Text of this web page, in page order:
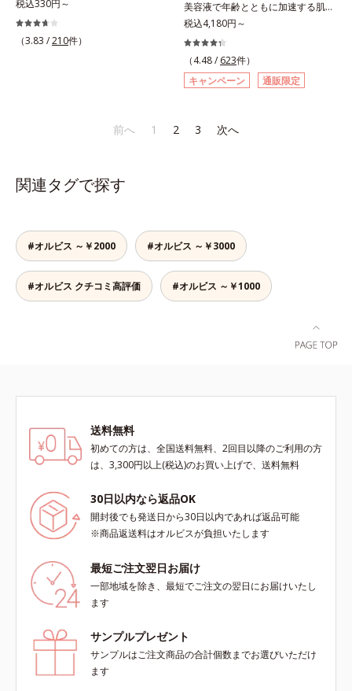
ての方のお肌に合うということでは
ありません）*3 乾燥して敏感に感
じやすい状態のこと*4 発酵アミノ
こやかに保つ保湿成分、微生物由来
アミノ酸（エクトイン）配合＝乱れ
時、なじませた時、後肌、と3段階
に変化するテクスチャーは、肌にす
ばやくなじみ、毎日の美白ケアを楽
しくする使いごこちを叶えました。
*1 メラニンの蓄積を抑え、シミ・
ソバカスを防ぐ*2 デクスパンテノ
と*4 うるおいによる透明感のある
肌*5 ターンオーバーを促進して、
メイクの上から手を汚さずに紫外線
対策ができるUVカットパウダーで
す。“素肌のようななめらかな軽
す。毛穴や色ムラをカバーしながら
(*1)」にあります。7種の球状粉体
板状粉体が光を反射して、すっぴん
肌のようなナチュラルなツヤ感を演
出します。また、皮脂を吸着する
「あぶらとりパウダー(*3)」を配合
し、くずれ＆テカリを防いでサラサ
ォータープルーフ(*4)だから、レジ
シリカ、セルロース、窒化ホウ素配
合＝セミマット肌を叶える球状と板
状の粉体*2 シリカ6種類、セルロー
粉体*4 化粧持ち性能
税込330円～
（3.83 /210件）
美容液で年齢とともに加速する肌悩
み(*2)にブレーキを。スキンケアの
打ち止め感に。年齢とともに加速す
る肌悩み(*2)にブレーキをかけ、化
粧水前の土台(*3)づくりで、うるお
いに満ち満ちた内側から弾むような
と不安…。いろいろケアしているの
に、あと一歩肌悩みが晴れない…。
透をサポートし、角層すみずみをう
るおいで満たします。さらに“うる
おいの通り道”を作って化粧水のな
じみ感をUP。化粧水前に使うこと
で、普段の化粧水の手ごたえをより
－２０）アルキルグルコシドの組み
合わせが初（2023年4月 Mintel社デ
るおい不足など*3 お手入れのファ
ーストステップのこと*4 細胞間脂
質に類似した構造*5 保湿成分
税込4,180円～
（4.48 / 623件）
キャンペーン
通販限定
前へ 1 2 3 次へ
関連タグで探す
#オルビス ～￥2000 #オルビス ～￥3000
#オルビス クチコミ高評価 #オルビス ～￥1000
送料無料
初めての方は、全国送料無料、2回目以降のご利用の方
は、3,300円以上(税込)のお買い上げで、送料無料
30日以内なら返品OK
開封後でも発送日から30日以内であれば返品可能
※商品返送料はオルビスが負担いたします
最短ご注文翌日お届け
一部地域を除き、最短でご注文の翌日にお届けいたし
ます
サンプルプレゼント
サンプルはご注文商品の合計個数までお選びいただけ
ます